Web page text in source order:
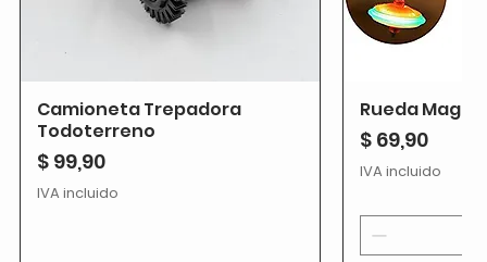
Camioneta Trepadora
Todoterreno
Precio
$ 99,90
IVA incluido
Rueda
Precio
$ 69,90
IVA incluido